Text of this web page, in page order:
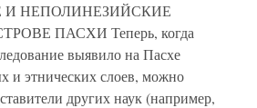
НЕПОЛИНЕЗИЙСКИЕ
ПАСХИ Теперь, когда
выявило на Пасхе
и этнических слоев, можно
других наук (например,